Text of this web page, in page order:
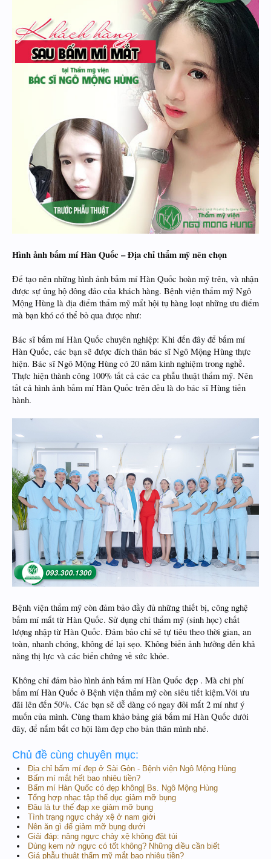
Hình ảnh bấm mí Hàn Quốc – Địa chỉ thẩm mỹ nên chọn
Để tạo nên những hình ảnh bấm mí Hàn Quốc hoàn mỹ trên, và nhận
được sự ủng hộ đông đảo của khách hàng. Bệnh viện thẩm mỹ Ngô
Mộng Hùng là địa điểm thẩm mỹ mắt hội tụ hàng loạt những ưu điểm
mà bạn khó có thể bỏ qua được như:
Bác sĩ bấm mí Hàn Quốc chuyên nghiệp: Khi đến đây để bấm mí
Hàn Quốc, các bạn sẽ được đích thân bác sĩ Ngô Mộng Hùng thực
hiện. Bác sĩ Ngô Mộng Hùng có 20 năm kinh nghiệm trong nghề.
Thực hiện thành công 100% tất cả các ca phẫu thuật thẩm mỹ. Nên
tất cả hình ảnh bấm mí Hàn Quốc trên đều là do bác sĩ Hùng tiến
hành.
Bệnh viện thẩm mỹ còn đảm bảo đầy đủ những thiết bị, công nghệ
bấm mí mắt từ Hàn Quốc. Sử dụng chỉ thẩm mỹ (sinh học) chất
lượng nhập từ Hàn Quốc. Đảm bảo chỉ sẽ tự tiêu theo thời gian, an
toàn, nhanh chóng, không để lại sẹo. Không biến ảnh hưởng đến khả
năng thị lực và các biến chứng về sức khỏe.
Không chỉ đảm bảo hình ảnh bấm mí Hàn Quốc đẹp . Mà chi phí
bấm mí Hàn Quốc ở Bệnh viện thẩm mỹ còn siêu tiết kiệm.Với ưu
đãi lên đến 50%. Các bạn sẽ dễ dàng có ngay đôi mắt 2 mí như ý
muốn của mình. Cùng tham khảo bảng giá bấm mí Hàn Quốc dưới
đây, để nắm bắt cơ hội làm đẹp cho bản thân mình nhé.
Chủ đề cùng chuyên mục:
Địa chỉ bấm mí đẹp ở Sài Gòn - Bệnh viện Ngô Mộng Hùng
Bấm mí mắt hết bao nhiêu tiền?
Bấm mí Hàn Quốc có đẹp không| Bs. Ngô Mộng Hùng
Tổng hợp nhạc tập thể dục giảm mỡ bụng
Đâu là tư thế đạp xe giảm mỡ bụng
Tình trạng ngực chảy xệ ở nam giới
Nên ăn gì để giảm mỡ bụng dưới
Giải đáp: nâng ngực chảy xệ không đặt túi
Dùng kem nở ngực có tốt không? Những điều cần biết
Giá phẫu thuật thẩm mỹ mắt bao nhiêu tiền?